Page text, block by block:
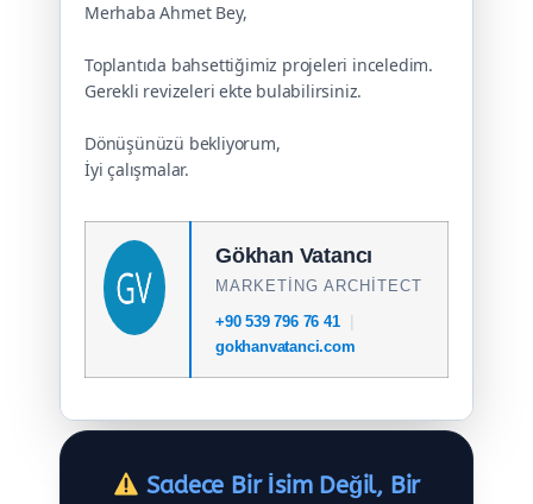
Merhaba Ahmet Bey,
Toplantıda bahsettiğimiz projeleri inceledim.
Gerekli revizeleri ekte bulabilirsiniz.
Dönüşünüzü bekliyorum,
İyi çalışmalar.
Gökhan Vatancı
MARKETING ARCHITECT
+90 539 796 76 41
|
gokhanvatanci.com
Sadece Bir İsim Değil, Bir